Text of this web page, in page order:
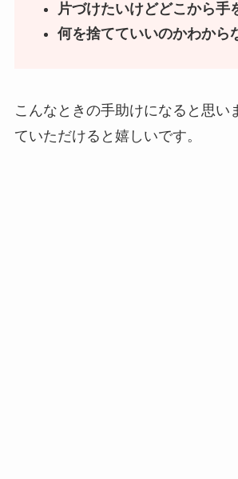
片づけたいけどどこから手
何を捨てていいのかわから
こんなときの手助けになると思い
ていただけると嬉しいです。